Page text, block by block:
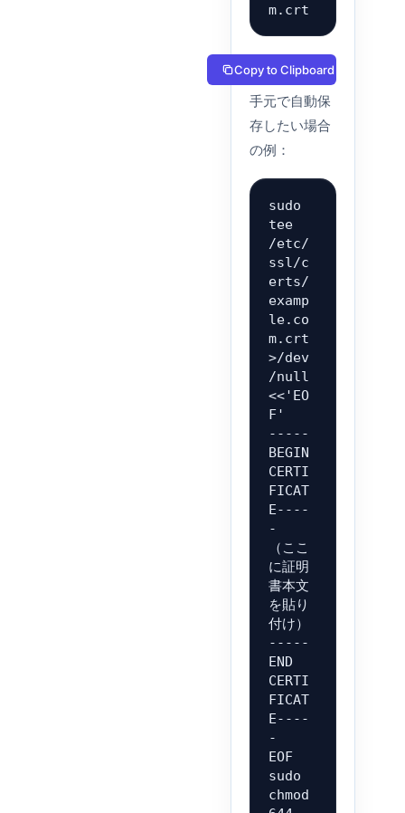
m.crt
Copy to Clipboard
手元で自動保
存したい場合
の例：
sudo
tee
/etc/
ssl/c
erts/
examp
le.co
m.crt
>/dev
/null
<<'EO
F'
-----
BEGIN
CERTI
FICAT
E----
-
（ここ
に証明
書本文
を貼り
付け）
-----
END
CERTI
FICAT
E----
-
EOF
sudo
chmod